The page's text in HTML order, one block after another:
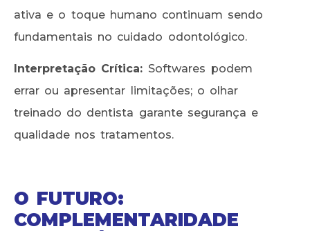
ativa e o toque humano continuam sendo
fundamentais no cuidado odontológico.
Interpretação Crítica: Softwares podem
errar ou apresentar limitações; o olhar
treinado do dentista garante segurança e
qualidade nos tratamentos.
O FUTURO:
COMPLEMENTARIDADE